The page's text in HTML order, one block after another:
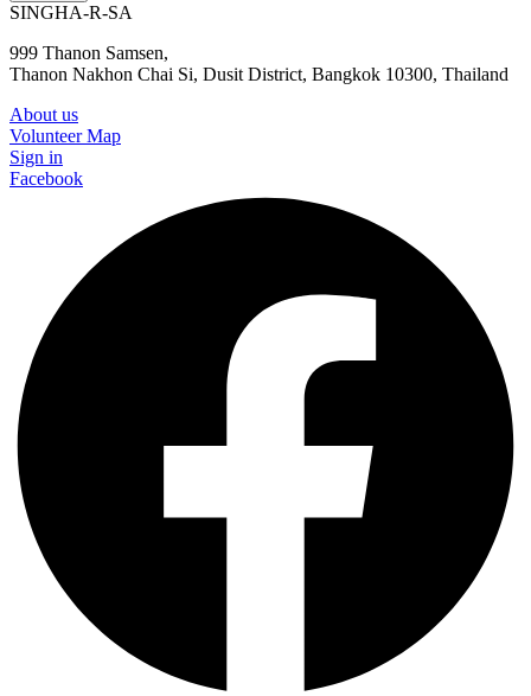
SINGHA-R-SA
999 Thanon Samsen,
Thanon Nakhon Chai Si, Dusit District, Bangkok 10300, Thailand
About us
Volunteer Map
Sign in
Facebook